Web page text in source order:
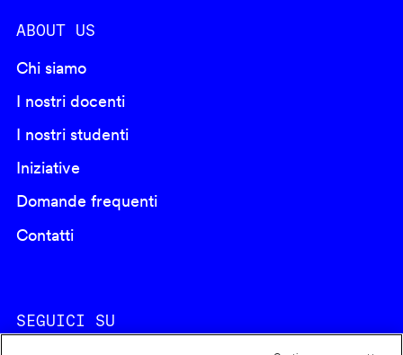
ABOUT US
Chi siamo
I nostri docenti
I nostri studenti
Iniziative
Domande frequenti
Contatti
SEGUICI SU